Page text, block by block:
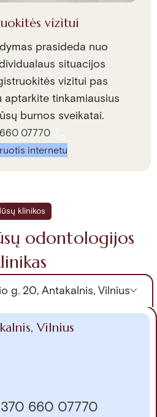
vizitui
prasideda nuo
situacijos
vizitui pas
tinkamiausius
burnos sveikatai.
07770
internetu
klinikos
odontologijos
g. 20, Antakalnis, Vilnius
Vilnius
660 07770